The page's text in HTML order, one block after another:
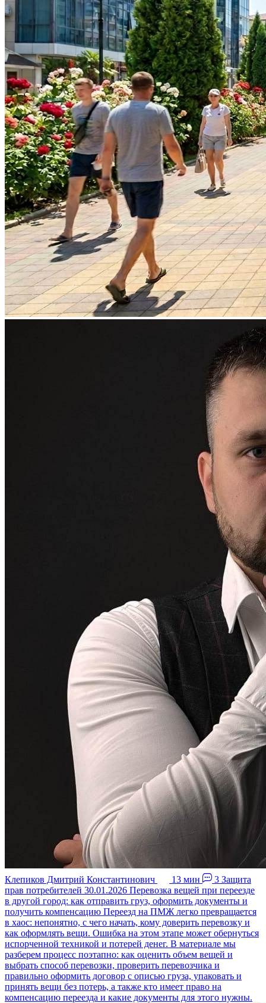
Клепиков Дмитрий Константинович 13 мин 3 Защита
прав потребителей 30.01.2026 Перевозка вещей при переезде
в другой город: как отправить груз, оформить документы и
получить компенсацию Переезд на ПМЖ легко превращается
в хаос: непонятно, с чего начать, кому доверить перевозку и
как оформлять вещи. Ошибка на этом этапе может обернуться
испорченной техникой и потерей денег. В материале мы
разберем процесс поэтапно: как оценить объем вещей и
выбрать способ перевозки, проверить перевозчика и
правильно оформить договор с описью груза, упаковать и
принять вещи без потерь, а также кто имеет право на
компенсацию переезда и какие документы для этого нужны.